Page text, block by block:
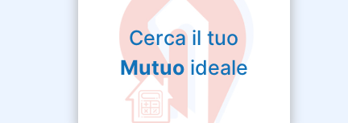
Cerca il tuo
Mutuoideale